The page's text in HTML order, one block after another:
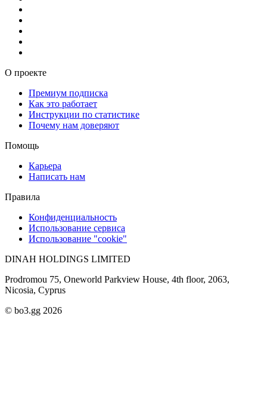
О проекте
Премиум подписка
Как это работает
Инструкции по статистике
Почему нам доверяют
Помощь
Карьера
Написать нам
Правила
Конфиденциальность
Использование сервиса
Использование "cookie"
DINAH HOLDINGS LIMITED
Prodromou 75, Oneworld Parkview House, 4th floor, 2063,
Nicosia, Cyprus
© bo3.gg 2026